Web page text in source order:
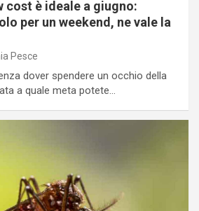
cost è ideale a giugno:
per un weekend, ne vale la
Pesce
dover spendere un occhio della
a quale meta potete…